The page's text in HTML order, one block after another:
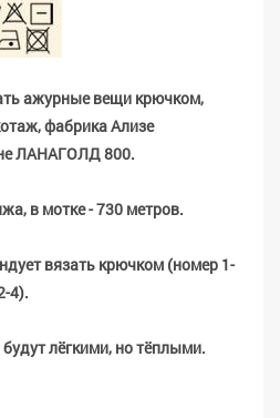
ажурные вещи крючком,
фабрика Ализе
ЛАНАГОЛД800.
в мотке -730 метров.
вязать крючком (номер 1-
4).
лёгкими, но тёплыми.